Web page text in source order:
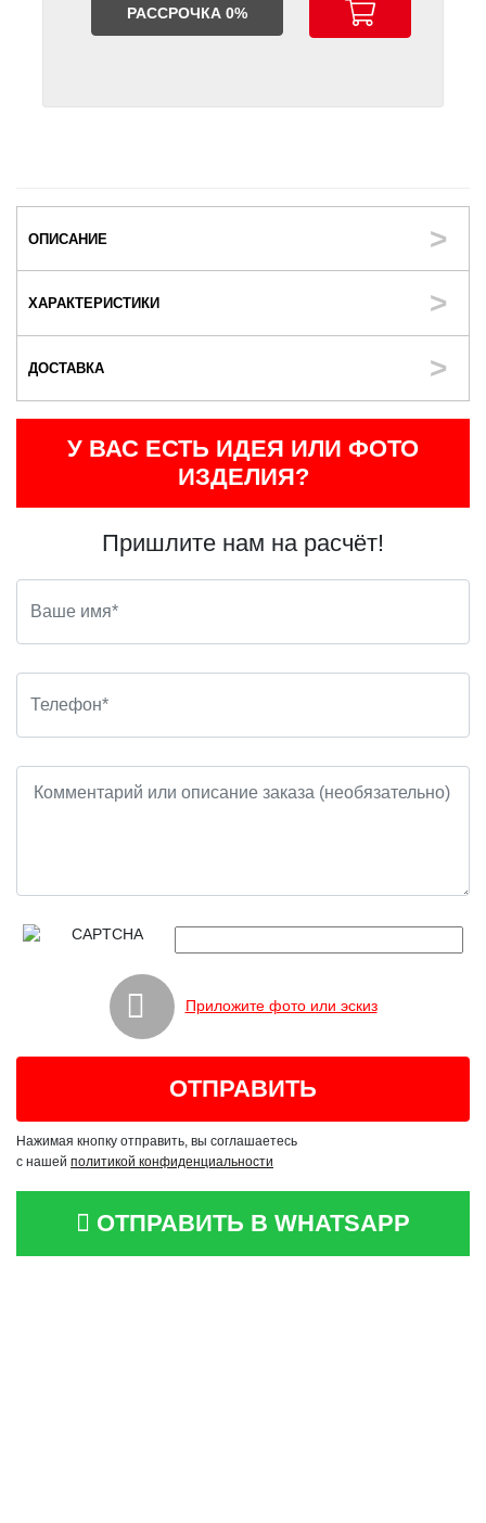
РАССРОЧКА 0%
ОПИСАНИЕ
ХАРАКТЕРИСТИКИ
ДОСТАВКА
У ВАС ЕСТЬ ИДЕЯ ИЛИ ФОТО
ИЗДЕЛИЯ?
Пришлите нам на расчёт!
Приложите фото или эскиз
Нажимая кнопку отправить, вы соглашаетесь
с нашей политикой конфиденциальности
ОТПРАВИТЬ В WHATSAPP